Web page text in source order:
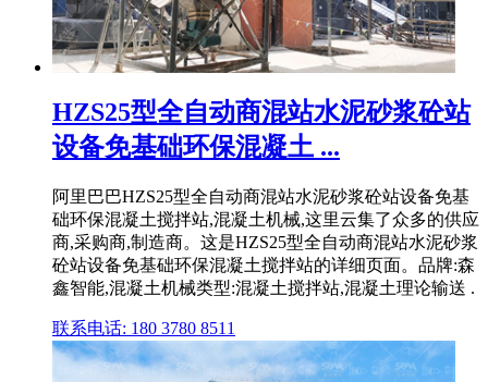
HZS25型全自动商混站水泥砂浆砼站
设备免基础环保混凝土 ...
阿里巴巴HZS25型全自动商混站水泥砂浆砼站设备免基
础环保混凝土搅拌站,混凝土机械,这里云集了众多的供应
商,采购商,制造商。这是HZS25型全自动商混站水泥砂浆
砼站设备免基础环保混凝土搅拌站的详细页面。品牌:森
鑫智能,混凝土机械类型:混凝土搅拌站,混凝土理论输送 .
联系电话: 180 3780 8511